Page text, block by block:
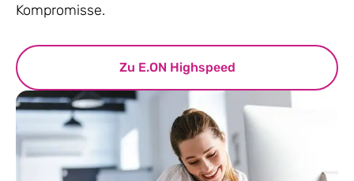
Kompromisse.
Zu E.ON Highspeed